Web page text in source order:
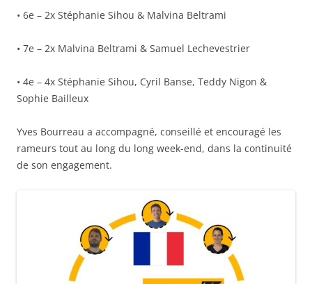
• 6e – 2x Stéphanie Sihou & Malvina Beltrami
• 7e – 2x Malvina Beltrami & Samuel Lechevestrier
• 4e – 4x Stéphanie Sihou, Cyril Banse, Teddy Nigon &
Sophie Bailleux
Yves Bourreau a accompagné, conseillé et encouragé les
rameurs tout au long du long week-end, dans la continuité
de son engagement.